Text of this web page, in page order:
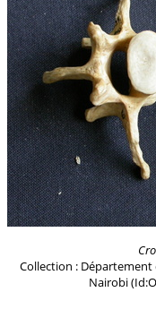
Collection :
Nairobi